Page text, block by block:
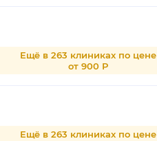
Ещё в 263 клиниках по цене
от 900 Р
Ещё в 263 клиниках по цене